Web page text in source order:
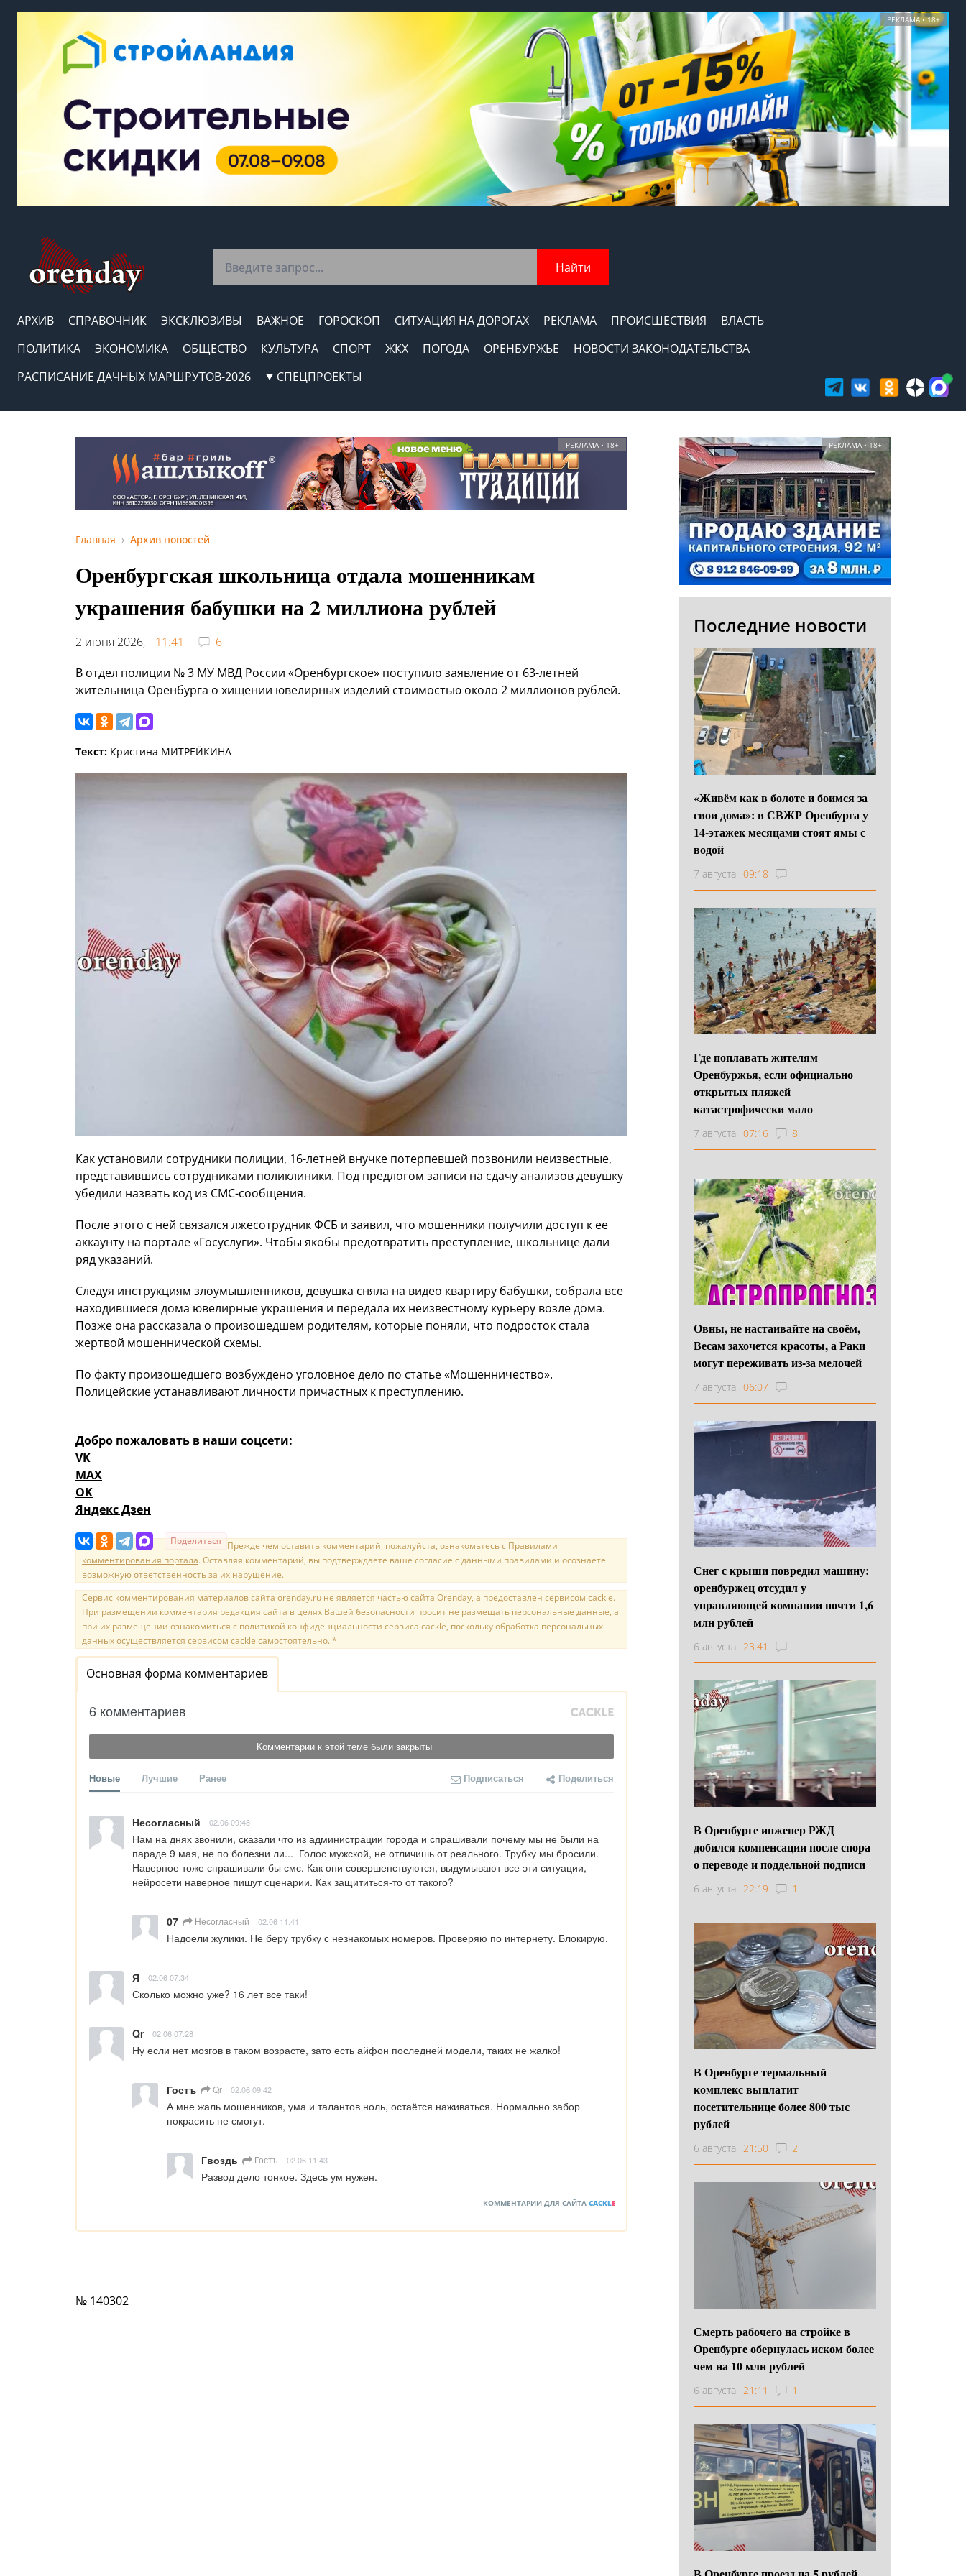
РЕКЛАМА • 18+
Найти
АРХИВ СПРАВОЧНИК ЭКСКЛЮЗИВЫ ВАЖНОЕ ГОРОСКОП СИТУАЦИЯ НА ДОРОГАХ РЕКЛАМА ПРОИСШЕСТВИЯ
ВЛАСТЬ
ПОЛИТИКА
ЭКОНОМИКА ОБЩЕСТВО КУЛЬТУРА СПОРТ ЖКХ ПОГОДА ОРЕНБУРЖЬЕ
НОВОСТИ ЗАКОНОДАТЕЛЬСТВА
РАСПИСАНИЕ ДАЧНЫХ МАРШРУТОВ-2026
СПЕЦПРОЕКТЫ
РЕКЛАМА • 18+
Главная Архив новостей
Оренбургская школьница отдала мошенникам
украшения бабушки на 2 миллиона рублей
2 июня 2026, 11:41
6
В отдел полиции № 3 МУ МВД России «Оренбургское» поступило заявление от 63-летней
жительница Оренбурга о хищении ювелирных изделий стоимостью около 2 миллионов рублей.
Текст: Кристина МИТРЕЙКИНА
Как установили сотрудники полиции, 16-летней внучке потерпевшей позвонили неизвестные,
представившись сотрудниками поликлиники. Под предлогом записи на сдачу анализов девушку
убедили назвать код из СМС-сообщения.
После этого с ней связался лжесотрудник ФСБ и заявил, что мошенники получили доступ к ее
аккаунту на портале «Госуслуги». Чтобы якобы предотвратить преступление, школьнице дали
ряд указаний.
Следуя инструкциям злоумышленников, девушка сняла на видео квартиру бабушки, собрала все
находившиеся дома ювелирные украшения и передала их неизвестному курьеру возле дома.
Позже она рассказала о произошедшем родителям, которые поняли, что подросток стала
жертвой мошеннической схемы.
По факту произошедшего возбуждено уголовное дело по статье «Мошенничество».
Полицейские устанавливают личности причастных к преступлению.
Добро пожаловать в наши соцсети:
VK
MAX
OK
Яндекс Дзен
Поделиться Прежде чем оставить комментарий, пожалуйста, ознакомьтесь с Правилами
комментирования портала. Оставляя комментарий, вы подтверждаете ваше согласие с данными правилами и осознаете
возможную ответственность за их нарушение.
Сервис комментирования материалов сайта orenday.ru не является частью сайта Orenday, а предоставлен сервисом cackle.
При размещении комментария редакция сайта в целях Вашей безопасности просит не размещать персональные данные, а
при их размещении ознакомиться с политикой конфиденциальности сервиса cackle, поскольку обработка персональных
данных осуществляется сервисом cackle самостоятельно. *
Основная форма комментариев
6 комментариев
Комментарии к этой теме были закрыты
Новые Лучшие Ранее Подписаться Поделиться
Несогласный 02.06 09:48
Нам на днях звонили, сказали что из администрации города и спрашивали почему мы не были на
параде 9 мая, не по болезни ли...  Голос мужской, не отличишь от реального. Трубку мы бросили.
Наверное тоже спрашивали бы смс. Как они совершенствуются, выдумывают все эти ситуации,
нейросети наверное пишут сценарии. Как защититься-то от такого?
07 Несогласный 02.06 11:41
Надоели жулики. Не беру трубку с незнакомых номеров. Проверяю по интернету. Блокирую.
Я 02.06 07:34
Сколько можно уже? 16 лет все таки!
Qr 02.06 07:28
Ну если нет мозгов в таком возрасте, зато есть айфон последней модели, таких не жалко!
Гостъ Qr 02.06 09:42
А мне жаль мошенников, ума и талантов ноль, остаётся наживаться. Нормально забор
покрасить не смогут.
Гвоздь Гостъ 02.06 11:43
Развод дело тонкое. Здесь ум нужен.
КОММЕНТАРИИ ДЛЯ САЙТА CACKLE
№ 140302
РЕКЛАМА • 18+
Последние новости
«Живём как в болоте и боимся за
свои дома»: в СВЖР Оренбурга у
14-этажек месяцами стоят ямы с
водой
7 августа 09:18
Где поплавать жителям
Оренбуржья, если официально
открытых пляжей
катастрофически мало
7 августа 07:16 8
Овны, не настаивайте на своём,
Весам захочется красоты, а Раки
могут переживать из-за мелочей
7 августа 06:07
Снег с крыши повредил машину:
оренбуржец отсудил у
управляющей компании почти 1,6
млн рублей
6 августа 23:41
В Оренбурге инженер РЖД
добился компенсации после спора
о переводе и поддельной подписи
6 августа 22:19 1
В Оренбурге термальный
комплекс выплатит
посетительнице более 800 тыс
рублей
6 августа 21:50 2
Смерть рабочего на стройке в
Оренбурге обернулась иском более
чем на 10 млн рублей
6 августа 21:11 1